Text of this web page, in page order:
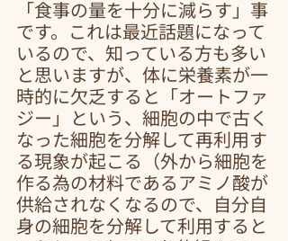
「食事の量を十分に減らす」事
です。これは最近話題になって
いるので、知っている方も多い
と思いますが、体に栄養素が一
時的に欠乏すると「オートファ
ジー」という、細胞の中で古く
なった細胞を分解して再利用す
る現象が起こる（外から細胞を
作る為の材料であるアミノ酸が
供給されなくなるので、自分自
身の細胞を分解して利用すると